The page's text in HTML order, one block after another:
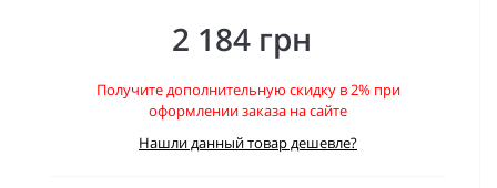
2 184 грн
Получите дополнительную скидку в 2% при
оформлении заказа на сайте
Нашли данный товар дешевле?